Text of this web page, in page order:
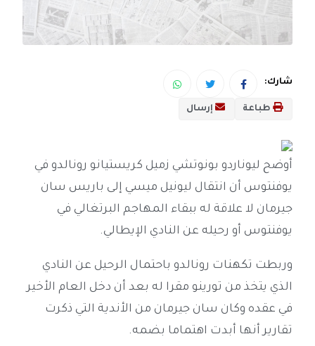
شارك:
طباعة إرسال
أوضح ليوناردو بونوتشي زميل كريستيانو رونالدو في
يوفنتوس أن انتقال ليونيل ميسي إلى باريس سان
جيرمان لا علاقة له ببقاء المهاجم البرتغالي في
يوفنتوس أو رحيله عن النادي الإيطالي.
وربطت تكهنات رونالدو باحتمال الرحيل عن النادي
الذي يتخذ من تورينو مقرا له بعد أن دخل العام الأخير
في عقده وكان سان جيرمان من الأندية التي ذكرت
تقارير أنها أبدت اهتماما بضمه.